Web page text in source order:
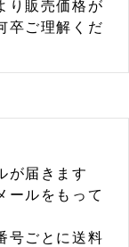
り販売価格が
卒ご理解くだ
が届きます
ールをもって
号ごとに送料